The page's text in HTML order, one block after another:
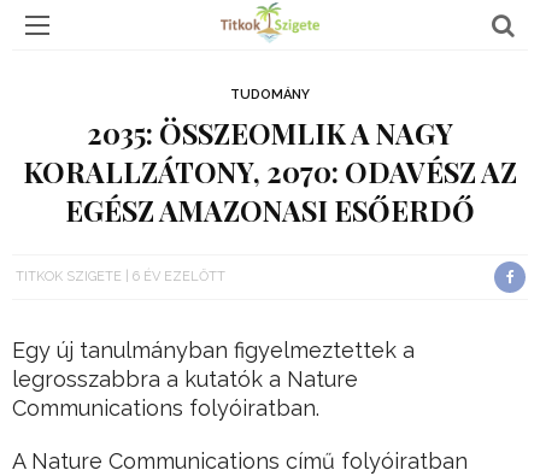
TUDOMÁNY
2035: ÖSSZEOMLIK A NAGY
KORALLZÁTONY, 2070: ODAVÉSZ AZ
EGÉSZ AMAZONASI ESŐERDŐ
TITKOK SZIGETE 6 ÉV EZELŐTT
Egy új tanulmányban figyelmeztettek a
legrosszabbra a kutatók a Nature
Communications folyóiratban.
A Nature Communications című folyóiratban